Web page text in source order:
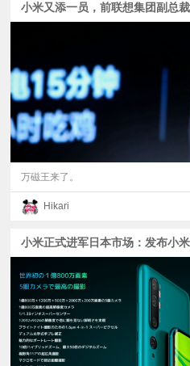
小米又添一员，前联想集团副总
万磁王来了。
Hikari